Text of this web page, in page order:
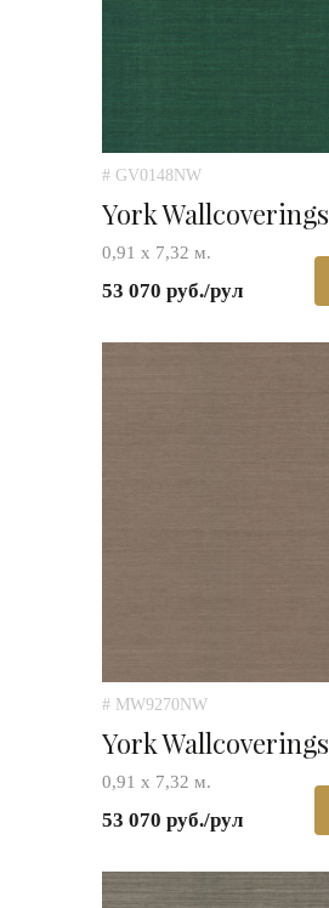
# GV0148NW
York Wallcoverings
0,91 х 7,32 м.
53 070 руб./рул
# MW9270NW
York Wallcoverings
0,91 х 7,32 м.
53 070 руб./рул